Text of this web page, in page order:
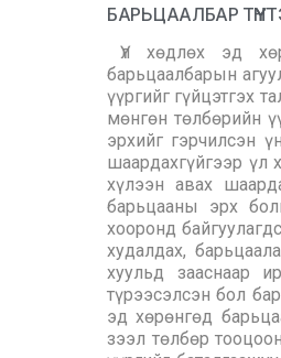
БАРЬЦААЛБАР
Үл хөдлөх эд
барьцаалбарын
үүргийг гүйцэтгэх
мөнгөн төлбөрийн
эрхийг гэрчилсэн
шаардахгүйгээр үл
хүлээн авах
барьцааны эрх
хооронд
худалдах,
хуульд зааснаар
түрээсэлсэн бол
эд хөрөнгөд
зээл төлбөр